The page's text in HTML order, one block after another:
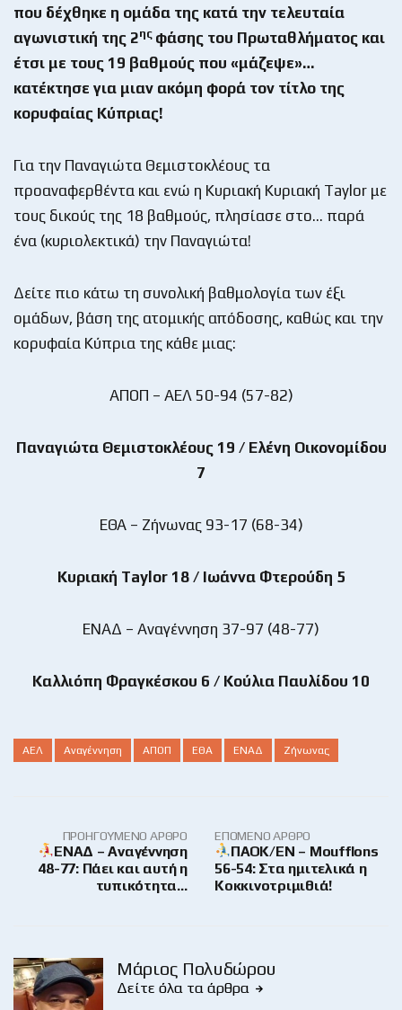
που δέχθηκε η ομάδα της κατά την τελευταία
αγωνιστική της 2ης φάσης του Πρωταθλήματος και
έτσι με τους 19 βαθμούς που «μάζεψε»…
κατέκτησε για μιαν ακόμη φορά τον τίτλο της
κορυφαίας Κύπριας!
Για την Παναγιώτα Θεμιστοκλέους τα
προαναφερθέντα και ενώ η Κυριακή Κυριακή Taylor με
τους δικούς της 18 βαθμούς, πλησίασε στο… παρά
ένα (κυριολεκτικά) την Παναγιώτα!
Δείτε πιο κάτω τη συνολική βαθμολογία των έξι
ομάδων, βάση της ατομικής απόδοσης, καθώς και την
κορυφαία Κύπρια της κάθε μιας:
ΑΠΟΠ – ΑΕΛ 50-94 (57-82)
Παναγιώτα Θεμιστοκλέους 19 / Ελένη Οικονομίδου
7
ΕΘΑ – Ζήνωνας 93-17 (68-34)
Κυριακή Taylor 18 / Ιωάννα Φτερούδη 5
ENAΔ – Αναγέννηση 37-97 (48-77)
Καλλιόπη Φραγκέσκου 6 / Κούλια Παυλίδου 10
ΑΕΛ Αναγέννηση ΑΠΟΠ ΕΘΑ ΕΝΑΔ Ζήνωνας
ΠΡΟΗΓΟΎΜΕΝΟ ΆΡΘΡΟ
ΕΝΑΔ – Αναγέννηση
48-77: Πάει και αυτή η
τυπικότητα…
ΕΠΌΜΕΝΟ ΆΡΘΡΟ
ΠΑΟΚ/ΕΝ – Moufflons
56-54: Στα ημιτελικά η
Κοκκινοτριμιθιά!
Μάριος Πολυδώρου
Δείτε όλα τα άρθρα